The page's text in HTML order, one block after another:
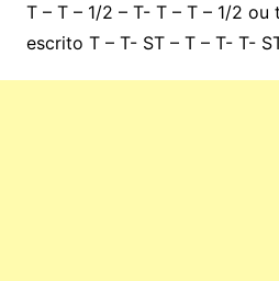
T – T – 1/2 – T- T – T – 1/2
escrito T – T- ST – T – T- T-